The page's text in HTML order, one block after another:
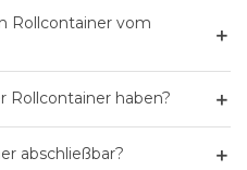
Rollcontainer vom
＋
Rollcontainer haben? ＋
abschließbar? ＋